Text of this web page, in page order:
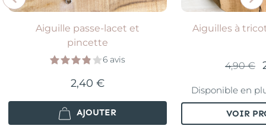
Aiguille passe-lacet et
pincette
6 avis
2,40 €
AJOUTER
Aiguilles à
4,90 €
VOIR
Disponible en